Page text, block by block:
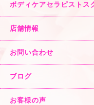
ボディケアセラピストス
店舗情報
お問い合わせ
ブログ
お客様の声